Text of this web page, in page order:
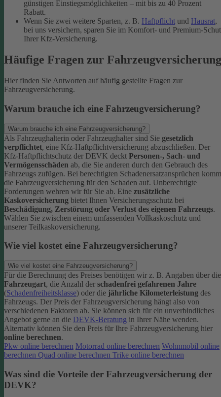
günstigen Einstiegsmöglichkeiten – mit bis zu 40 Prozent
Rabatt.
Wenn Sie zwei weitere Sparten, z. B. Haftpflicht und Hausrat,
bei uns versichern, sparen Sie im Komfort- und Premium-
Ihrer Kfz-Versicherung.
Häufige Fragen zur Fahrzeugversicherung
Hier finden Sie Antworten auf häufig gestellte Fragen zur
Fahrzeugversicherung.
Warum brauche ich eine Fahrzeugversicherung?
Warum brauche ich eine Fahrzeugversicherung?
Als Fahrzeughalterin oder Fahrzeughalter sind Sie gesetzlich
verpflichtet, eine Kfz-Haftpflichtversicherung abzuschließen. Der
Kfz-Haftpflichtschutz der DEVK deckt Personen-, Sach- und
Vermögensschäden ab, die Sie anderen durch den Gebrauch des
Fahrzeugs zufügen. Bei berechtigten Schadenersatzansprüchen
die Fahrzeugversicherung für den Schaden auf. Unberechtigte
Forderungen wehren wir für Sie ab. Eine zusätzliche
Kaskoversicherung bietet Ihnen Versicherungsschutz bei
Beschädigung, Zerstörung oder Verlust des eigenen Fahrzeugs.
Wählen Sie zwischen einem umfassenden Vollkaskoschutz und
unserer Teilkaskoversicherung.
Wie viel kostet eine Fahrzeugversicherung?
Wie viel kostet eine Fahrzeugversicherung?
Für die Berechnung des Preises benötigen wir z. B. Angaben über die
Fahrzeugart, die Anzahl der schadenfrei gefahrenen Jahre
(Schadenfreiheitsklasse) oder die jährliche Kilometerleistung des
Fahrzeugs. Der Preis der Fahrzeugversicherung hängt also von
verschiedenen Faktoren ab. Sie können sich für ein unverbindliches
Angebot gerne an die DEVK-Beratung in Ihrer Nähe wenden.
Alternativ können Sie den Preis für Ihre Fahrzeugversicherung hier
online berechnen.
Pkw online berechnen Motorrad online berechnen Wohnmobil online
berechnen Quad online berechnen Trike online berechnen
Was sind die Vorteile der Fahrzeugversicherung der
DEVK?